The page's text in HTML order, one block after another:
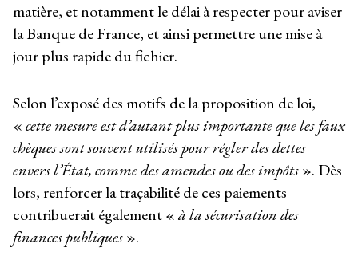
matière, et notamment le délai à respecter pour aviser
la Banque de France, et ainsi permettre une mise à
jour plus rapide du fichier.
Selon l’exposé des motifs de la proposition de loi,
«cette mesure est d’autant plus importante que les faux
chèques sont souvent utilisés pour régler des dettes
envers l’État, comme des amendes ou des impôts». Dès
lors, renforcer la traçabilité de ces paiements
contribuerait également «à la sécurisation des
finances publiques».